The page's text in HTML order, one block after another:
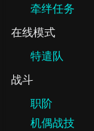
牵绊任务
在线模式
特遣队
战斗
职阶
机偶战技